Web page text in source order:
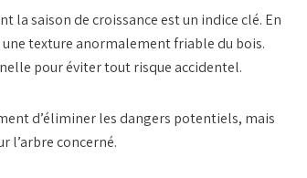
la saison de croissance est un indice clé. En
texture anormalement friable du bois.
pour éviter tout risque accidentel.
d’éliminer les dangers potentiels, mais
l’arbre concerné.